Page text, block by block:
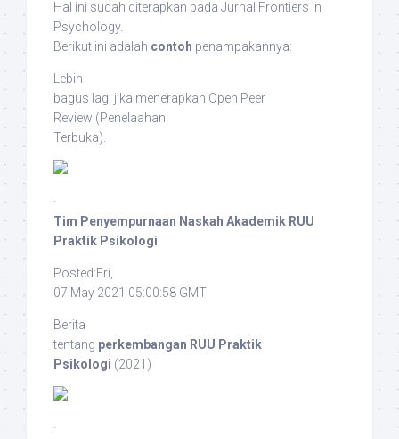
Hal ini sudah diterapkan pada Jurnal Frontiers in
Psychology.
Berikut ini adalah contoh penampakannya:
Lebih
bagus lagi jika menerapkan Open Peer
Review (Penelaahan
Terbuka).
·
Tim Penyempurnaan Naskah Akademik RUU
Praktik Psikologi
Posted:Fri,
07 May 2021 05:00:58 GMT
Berita
tentang perkembangan RUU Praktik
Psikologi (2021)
·